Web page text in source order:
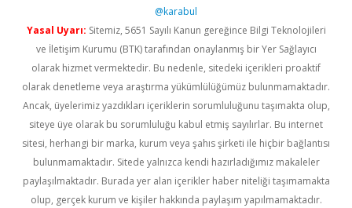
@karabul
Yasal Uyarı: Sitemiz, 5651 Sayılı Kanun gereğince Bilgi Teknolojileri
ve İletişim Kurumu (BTK) tarafından onaylanmış bir Yer Sağlayıcı
olarak hizmet vermektedir. Bu nedenle, sitedeki içerikleri proaktif
olarak denetleme veya araştırma yükümlülüğümüz bulunmamaktadır.
Ancak, üyelerimiz yazdıkları içeriklerin sorumluluğunu taşımakta olup,
siteye üye olarak bu sorumluluğu kabul etmiş sayılırlar. Bu internet
sitesi, herhangi bir marka, kurum veya şahıs şirketi ile hiçbir bağlantısı
bulunmamaktadır. Sitede yalnızca kendi hazırladığımız makaleler
paylaşılmaktadır. Burada yer alan içerikler haber niteliği taşımamakta
olup, gerçek kurum ve kişiler hakkında paylaşım yapılmamaktadır.